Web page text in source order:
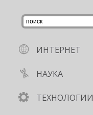
ИНТЕРНЕТ
НАУКА
ТЕХНОЛОГИИ